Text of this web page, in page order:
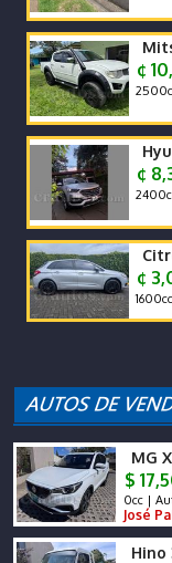
¢
¢
¢
MG
$
0cc |
José
Hino